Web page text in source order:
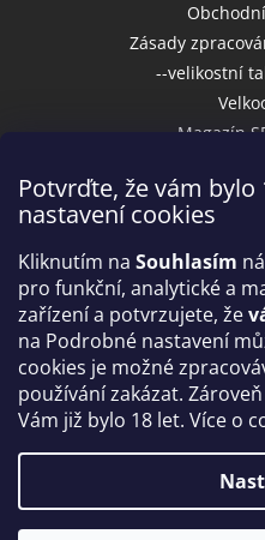
Potvrďte, že vám
nastavení cookies
Kliknutím na Souhlasím
pro funkční, analytické a
zařízení a potvrzujete, že
na Podrobné nastavení
cookies je možné
používání zakázat.
Vám již bylo 18 let. Více o
Zásady
--velikostní
Magazín
Přijímáme